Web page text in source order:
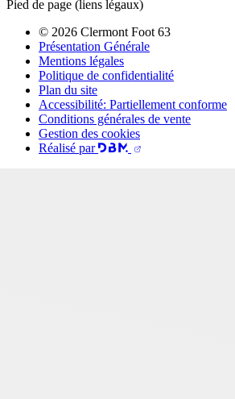
Pied de page (liens légaux)
© 2026 Clermont Foot 63
Présentation Générale
Mentions légales
Politique de confidentialité
Plan du site
Accessibilité: Partiellement conforme
Conditions générales de vente
Gestion des cookies
Réalisé par